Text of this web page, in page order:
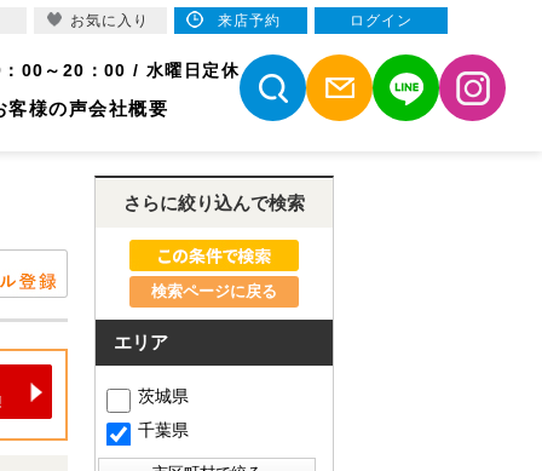
00～20：00 / 水曜日定休
客様の声会社概要
さらに絞り込んで検索
検索ページに戻る
エリア
茨城県
千葉県
お気に入り 来店予約 ログイン